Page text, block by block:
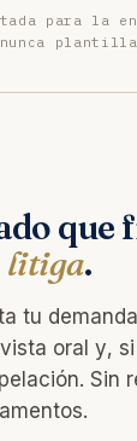
para la
plantilla
que
litiga.
tu
oral y,
Sin